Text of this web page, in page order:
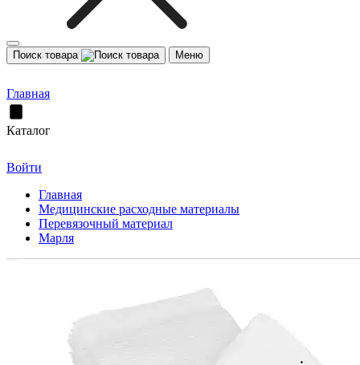
Поиск товара Меню
Главная
Каталог
Войти
Главная
Медицинские расходные материалы
Перевязочный материал
Марля